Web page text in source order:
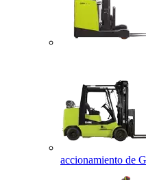
accionamiento de